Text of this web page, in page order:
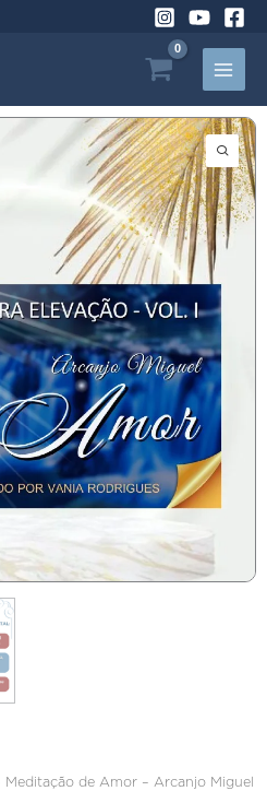
Meditação de Amor – Arcanjo Miguel